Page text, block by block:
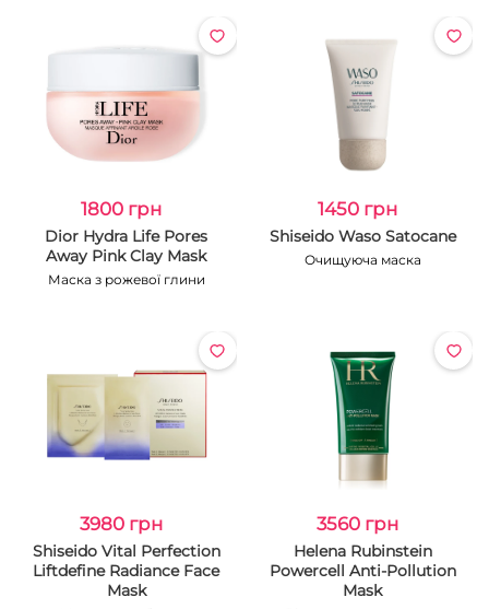
1800 грн
Dior Hydra Life Pores
Away Pink Clay Mask
Маска з рожевої глини
1450 грн
Shiseido Waso Satocane
Очищуюча маска
3980 грн
Shiseido Vital Perfection
Liftdefine Radiance Face
Mask
3560 грн
Helena Rubinstein
Powercell Anti-Pollution
Mask